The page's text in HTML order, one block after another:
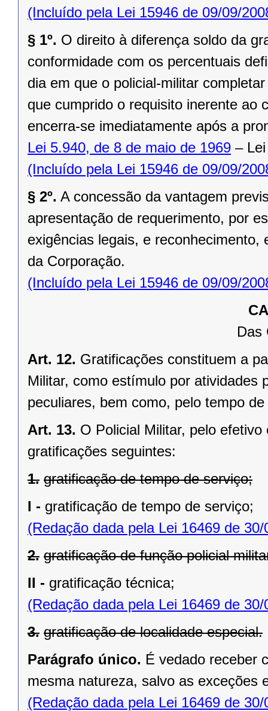
(Incluído pela Lei 15946 de 09/09/
§ 1º. O direito à diferença soldo da
conformidade com os percentuais
dia em que o policial-militar
que cumprido o requisito inerente ao
encerra-se imediatamente após a
Lei 5.940, de 8 de maio de 1969 –
(Incluído pela Lei 15946 de 09/09/
§ 2º. A concessão da vantagem
apresentação de requerimento, por
exigências legais, e
da Corporação.
(Incluído pela Lei 15946 de 09/09/
Das
Art. 12. Gratificações constituem a
Militar, como estímulo por atividades
peculiares, bem como, pelo tempo
Art. 13. O Policial Militar, pelo
gratificações seguintes:
1. gratificação de tempo de serviço;
I - gratificação de tempo de serviço;
(Redação dada pela Lei 16469 de 30/
2. gratificação de função policial
II - gratificação técnica;
(Redação dada pela Lei 16469 de 30/
3. gratificação de localidade especial.
Parágrafo único. É vedado receber
mesma natureza, salvo as exceções
(Redação dada pela Lei 16469 de 30/